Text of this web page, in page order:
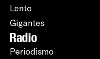
Lento
Gigantes
Radio
Periodismo